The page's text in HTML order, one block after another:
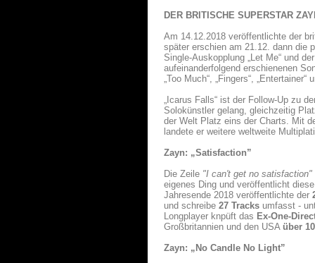
DER BRITISCHE SUPERSTAR
Am 14.12.2018 veröffentlichte der
später erschien am 21.12. dann die
Single-Auskopplung „Let Me“ und
aufeinanderfolgend erschienenen
„Too Much“, „Fingers“,
„Icarus Falls“ ist der Follow-Up zu
Solokünstler gelang, gleichzeitig
der Welt Platz eins der Charts. Mit
landete er weitere weltweite
Zayn: „Satisfaction”
Die Zeile "I can't get no satisfaction"
eigenes Ding und veröffentlicht
Jahresende 2018 veröffentlichte der
und schreibe 27 Tracks umfasst -
Longplayer knpüft das Ex-One-
Großbritannien und den USA über
Zayn: „No Candle No Light”